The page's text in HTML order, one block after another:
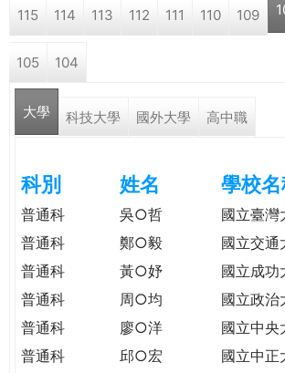
學
格。
a
r
e
e
r
e
115 114 113 112 111 110 109
105 104
大學 科技大學 國外大學 高中職
科別 姓名 學校
普通科 吳○哲
國立臺灣
普通科
鄭○毅
國立交通
普通科
黃○妤
國立成功
普通科
周○均
國立政治
普通科
廖○洋
國立中央
普通科
邱○宏
國立中正